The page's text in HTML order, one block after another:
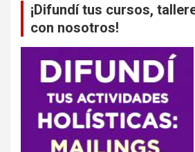
¡Difundí tus cursos,
con nosotros!